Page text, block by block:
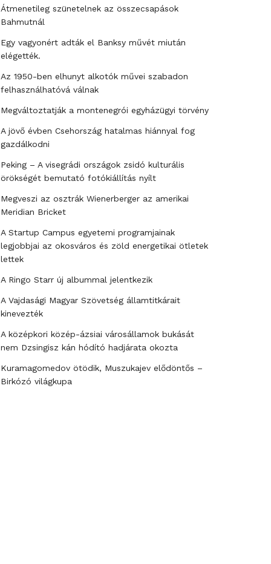
Átmenetileg szünetelnek az összecsapások
Bahmutnál
Egy vagyonért adták el Banksy művét miután
elégették.
Az 1950-ben elhunyt alkotók művei szabadon
felhasználhatóvá válnak
Megváltoztatják a montenegrói egyházügyi törvény
A jövő évben Csehország hatalmas hiánnyal fog
gazdálkodni
Peking – A visegrádi országok zsidó kulturális
örökségét bemutató fotókiállítás nyílt
Megveszi az osztrák Wienerberger az amerikai
Meridian Bricket
A Startup Campus egyetemi programjainak
legjobbjai az okosváros és zöld energetikai ötletek
lettek
A Ringo Starr új albummal jelentkezik
A Vajdasági Magyar Szövetség államtitkárait
kinevezték
A középkori közép-ázsiai városállamok bukását
nem Dzsingisz kán hódító hadjárata okozta
Kuramagomedov ötödik, Muszukajev elődöntős –
Birkózó világkupa